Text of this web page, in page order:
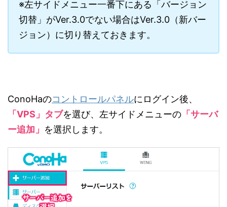
※左サイドメニュー一番下にある「バージョン
切替」がVer.3.0でない場合はVer.3.0（新バー
ジョン）に切り替えておきます。
ConoHaのコントロールパネルにログイン後、
「VPS」タブを選び、左サイドメニューの 「サーバ
ー追加」 を選択します。